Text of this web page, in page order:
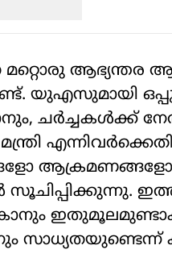
ആഭ്യന്തര
യുഎസുമായി
ചര്‍ച്ചകള്‍ക്ക്
ആക്രമണങ്ങളോ
സൂചിപ്പിക്കുന്നു.